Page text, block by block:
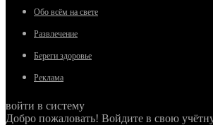
Обо всём на свете
Развлечение
Береги здоровье
Реклама
войти в систему
Добро пожаловать! Войдите в свою